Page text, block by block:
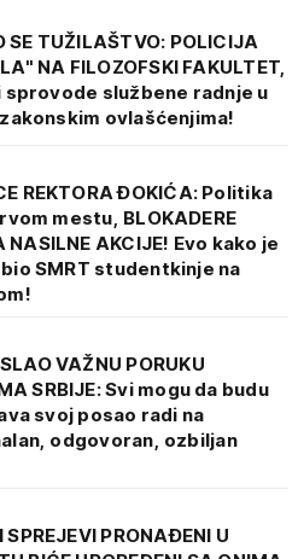
SE TUŽILAŠTVO: POLICIJA
NA FILOZOFSKI FAKULTET,
službene radnje u
ovlašćenjima!
REKTORA ĐOKIĆA: Politika
mestu, BLOKADERE
NASILNE AKCIJE! Evo kako je
SMRT studentkinje na
VAŽNU PORUKU
SRBIJE: Svi mogu da budu
svoj posao radi na
odgovoran, ozbiljan
SPREJEVI PRONAĐENI U